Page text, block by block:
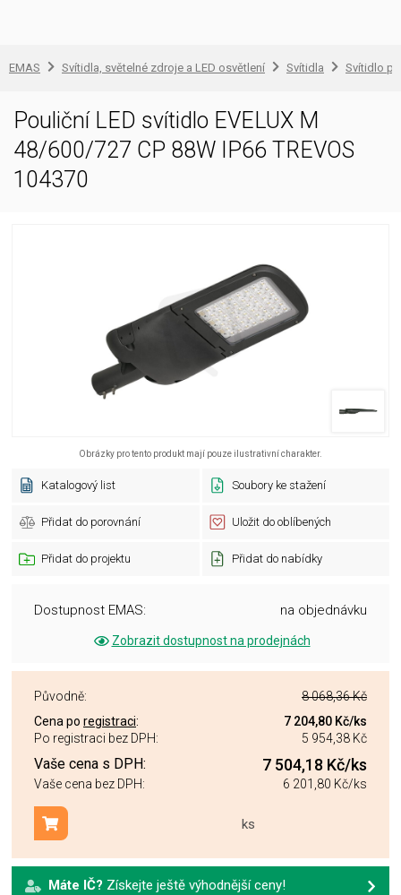
EMAS Svítidla, světelné zdroje a LED osvětlení Svítidla Svítidlo
Pouliční LED svítidlo EVELUX M
48/600/727 CP 88W IP66 TREVOS
104370
Obrázky pro tento produkt mají pouze ilustrativní charakter.
Katalogový list Soubory ke stažení
Přidat do porovnání Uložit do oblíbených
Přidat do projektu Přidat do nabídky
Dostupnost EMAS: na objednávku
Zobrazit dostupnost na prodejnách
Původně:
8 068,36 Kč
Cena po registraci: 7 204,80 Kč/ks
Po registraci bez DPH:
5 954,38 Kč
Vaše cena s DPH: 7 504,18 Kč/ks
Vaše cena bez DPH: 6 201,80 Kč/ks
ks
Přidat do košíku
Máte IČ? Získejte ještě výhodnější ceny!